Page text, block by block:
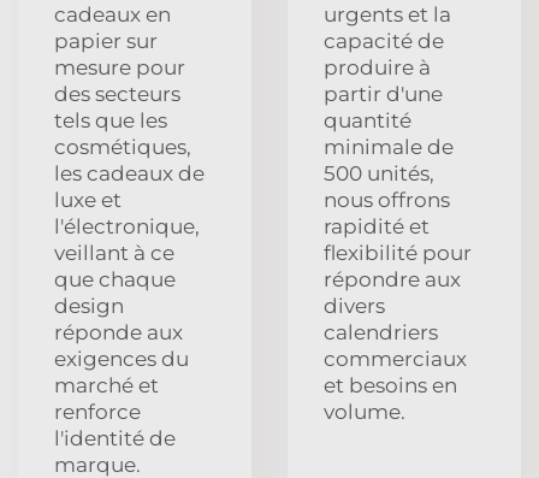
cadeaux en
papier sur
mesure pour
des secteurs
tels que les
cosmétiques,
les cadeaux de
luxe et
l'électronique,
veillant à ce
que chaque
design
réponde aux
exigences du
marché et
renforce
l'identité de
marque.
urgents et la
capacité de
produire à
partir d'une
quantité
minimale de
500 unités,
nous offrons
rapidité et
flexibilité pour
répondre aux
divers
calendriers
commerciaux
et besoins en
volume.